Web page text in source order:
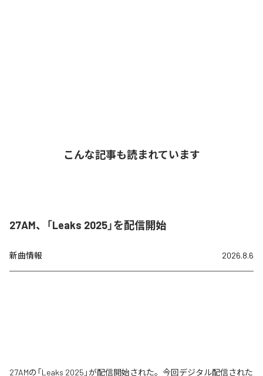
こんな記事も読まれています
27AM、「Leaks 2025」を配信開始
新曲情報 2026.8.6
27AMの「Leaks 2025」が配信開始された。今回デジタル配信された